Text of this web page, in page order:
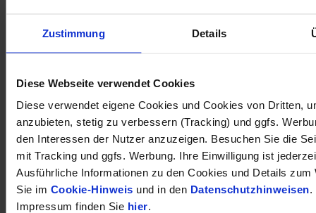
Zustimmung Details
Diese Webseite verwendet Cookies
Diese verwendet eigene Cookies und Cookies von Dritten,
anzubieten, stetig zu verbessern (Tracking) und ggfs.
den Interessen der Nutzer anzuzeigen. Besuchen Sie die
mit Tracking und ggfs. Werbung. Ihre Einwilligung ist
Ausführliche Informationen zu den Cookies und Details zum
Sie im Cookie-Hinweis und in den Datenschutzhinweisen.
Impressum finden Sie hier.